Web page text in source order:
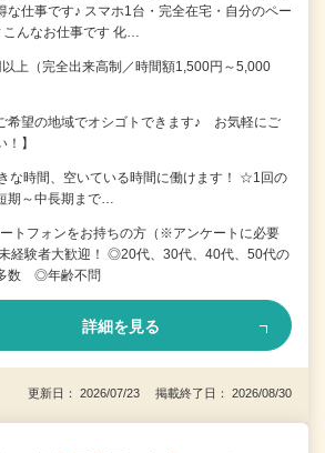
な仕事です♪ スマホ1台・完全在宅・自分のペー
んなお仕事です 化…
上（完全出来高制／時間額1,500円～5,000
希望の地域でオシゴトできます♪ お気軽にご
】
な時間、空いている時間に働けます！ ☆1回の
期～中長期まで…
トフォンをお持ちの方（※アンケートに必要
経験者大歓迎！ ◎20代、30代、40代、50代の
数 ◎年齢不問
詳細を見る
更新日： 2026/07/23 掲載終了日： 2026/08/30